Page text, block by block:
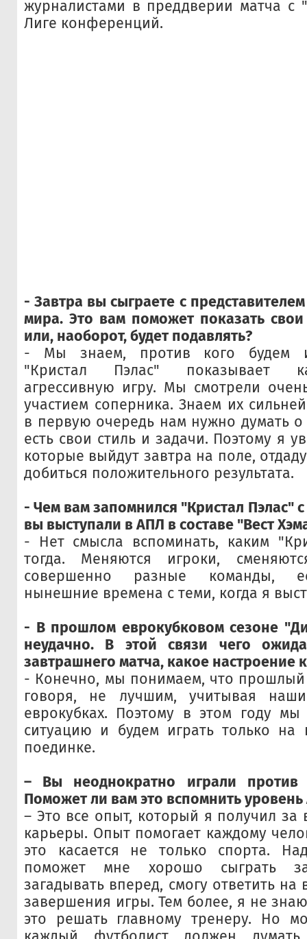
журналистами в преддверии матча с
Лиге конференций.
- Завтра вы сыграете с
мира. Это вам поможет показать
или, наоборот, будет подавлять?
- Мы знаем, против кого будем
"Кристал Пэлас" показывает
агрессивную игру. Мы смотрели
участием соперника. Знаем их
в первую очередь нам нужно думать о
есть свои стиль и задачи. Поэтому я
которые выйдут завтра на поле,
добиться положительного результата.
- Чем вам запомнился "Кристал Пэлас"
вы выступали в АПЛ в составе "Вест
- Нет смысла вспоминать, каким
тогда. Меняются игроки,
совершенно разные команды,
нынешние времена с теми, когда я
- В прошлом еврокубковом сезоне
неудачно. В этой связи чего
завтрашнего матча, какое настроение
- Конечно, мы понимаем, что прошлый
говоря, не лучшим, учитывая
еврокубках. Поэтому в этом году мы
ситуацию и будем играть только на
поединке.
– Вы неоднократно играли против
Поможет ли вам это вспомнить
– Это все опыт, который я получил за
карьеры. Опыт помогает каждому
это касается не только спорта.
поможет мне хорошо сыграть
загадывать вперед, смогу ответить
завершения игры. Тем более, я не
это решать главному тренеру. Но